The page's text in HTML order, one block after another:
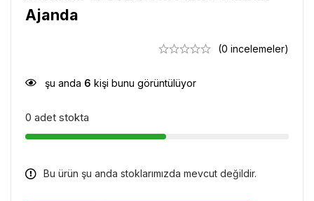
Ajanda
(0 incelemeler)
şu anda 6 kişi bunu görüntülüyor
0 adet stokta
Bu ürün şu anda stoklarımızda mevcut değildir.